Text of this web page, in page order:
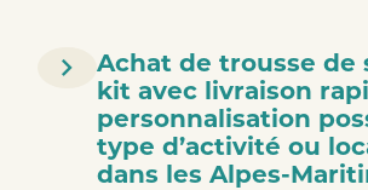
Achat de trousse de
kit avec livraison
personnalisation
type d’activité ou
dans les Alpes-